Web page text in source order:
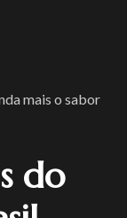
mais o sabor
do